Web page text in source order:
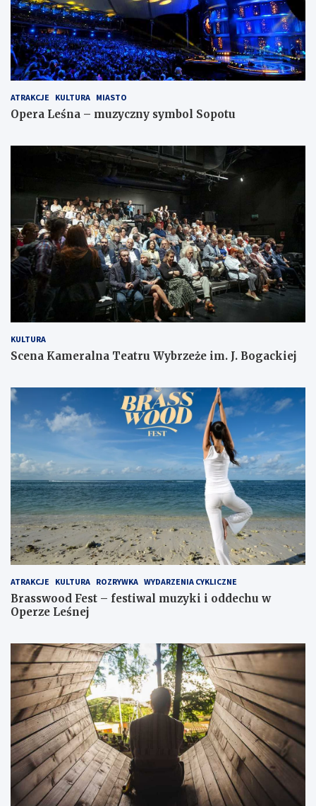
ATRAKCJE KULTURA MIASTO
Opera Leśna – muzyczny symbol Sopotu
KULTURA
Scena Kameralna Teatru Wybrzeże im. J. Bogackiej
ATRAKCJE KULTURA ROZRYWKA WYDARZENIA CYKLICZNE
Brasswood Fest – festiwal muzyki i oddechu w
Operze Leśnej